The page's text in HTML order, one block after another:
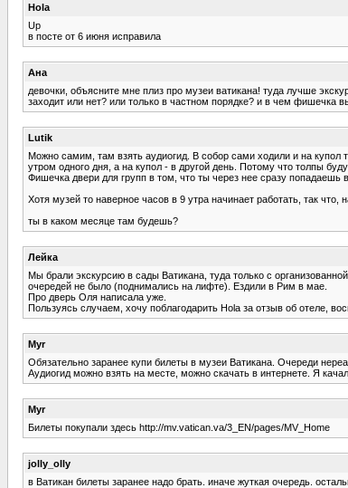
Hola
Up
в посте от 6 июня исправила
Ана
девочки, объясните мне плиз про музеи ватикана! туда лучше
заходит или нет? или только в частном порядке? и в чем фишечка
Lutik
Можно самим, там взять аудиогид. В собор сами ходили и на купол
утром одного дня, а на купол - в другой день. Потому что толпы
Фишечка двери для групп в том, что ты через нее сразу
Хотя музей то наверное часов в 9 утра начинает работать, так что,
ты в каком месяце там будешь?
Лейка
Мы брали экскурсию в сады Ватикана, туда только с
очередей не было (поднимались на лифте). Ездили в Рим в мае.
Про дверь Оля написала уже.
Пользуясь случаем, хочу поблагодарить Hola за отзыв об отеле,
Myr
Обязательно заранее купи билеты в музеи Ватикана. Очереди
Аудиогид можно взять на месте, можно скачать в интернете. Я
Myr
Билеты покупали здесь http://mv.vatican.va/3_EN/pages/MV_Home
jolly_olly
в Ватикан билеты заранее надо брать. иначе жуткая очередь.